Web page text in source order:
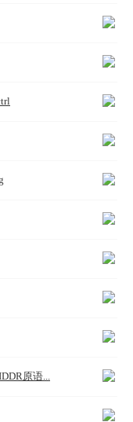
原语...